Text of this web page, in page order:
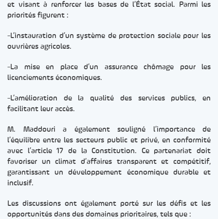
et visant à renforcer les bases de l’État social. Parmi les
priorités figurent :
-L’instauration d’un système de protection sociale pour les
ouvrières agricoles.
-La mise en place d’un assurance chômage pour les
licenciements économiques.
-L’amélioration de la qualité des services publics, en
facilitant leur accès.
M. Maddouri a également souligné l’importance de
l’équilibre entre les secteurs public et privé, en conformité
avec l’article 17 de la Constitution. Ce partenariat doit
favoriser un climat d’affaires transparent et compétitif,
garantissant un développement économique durable et
inclusif.
Les discussions ont également porté sur les défis et les
opportunités dans des domaines prioritaires, tels que :